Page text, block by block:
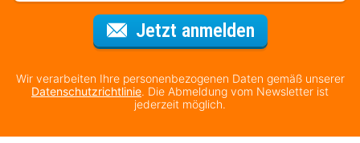
Jetzt anmeldenFür den
Wir verarbeiten Ihre personenbezogenen Daten gemäß unserer
Datenschutzrichtlinie. Die Abmeldung vom Newsletter ist
jederzeit möglich.